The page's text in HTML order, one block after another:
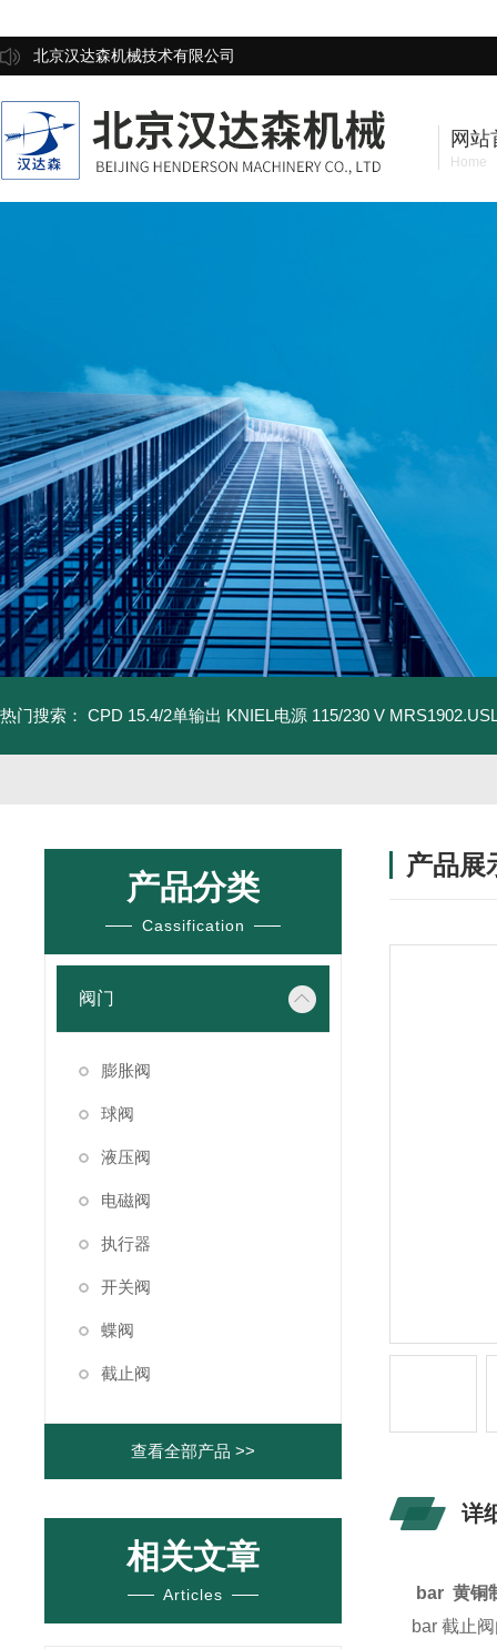
北京汉达森机械技术有限公司
网站
Home
热门搜索： CPD 15.4/2单输出 KNIEL电源 115/230 V
产品分类
Cassification
阀门
膨胀阀
球阀
液压阀
电磁阀
执行器
开关阀
蝶阀
截止阀
查看全部产品 >>
相关文章
Articles
产品展
详
bar 黄铜
bar 截止